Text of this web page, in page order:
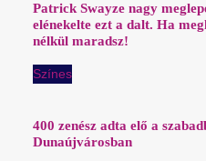
Patrick Swayze nagy
elénekelte ezt a dalt. Ha
nélkül maradsz!
Színes
400 zenész adta elő a
Dunaújvárosban